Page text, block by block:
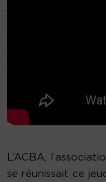
L’ACBA,
se réunissait ce